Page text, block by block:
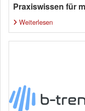
Praxiswissen für
Weiterlesen